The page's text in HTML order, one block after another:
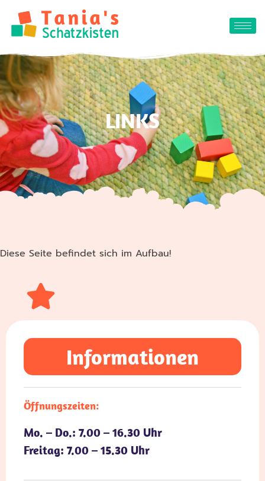
LINKS
Diese Seite befindet sich im Aufbau!
Informationen
Öffnungszeiten:
Mo. – Do.: 7.00 – 16.30 Uhr
Freitag: 7.00 – 15.30 Uhr